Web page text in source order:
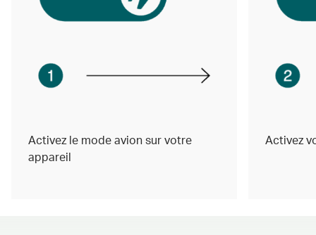
Activez le mode avion sur votre
appareil
Activez